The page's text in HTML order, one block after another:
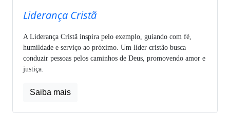
Liderança Cristã
A Liderança Cristã inspira pelo exemplo, guiando com fé,
humildade e serviço ao próximo. Um líder cristão busca
conduzir pessoas pelos caminhos de Deus, promovendo amor e
justiça.
Saiba mais